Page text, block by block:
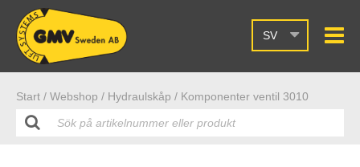
SV
Start / Webshop / Hydraulskåp / Komponenter ventil 3010